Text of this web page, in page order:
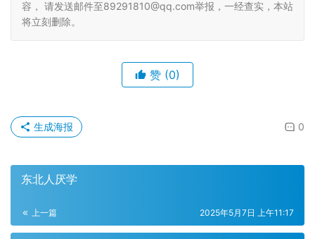
容， 请发送邮件至89291810@qq.com举报，一经查实，本站
将立刻删除。
赞 (0)
0
生成海报
东北人厌学
上一篇 2025年5月7日 上午11:17